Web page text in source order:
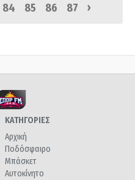
84 85 86 87 ›
ΚΑΤΗΓΟΡΙΕΣ
Αρχική
Ποδόσφαιρο
Μπάσκετ
Αυτοκίνητο